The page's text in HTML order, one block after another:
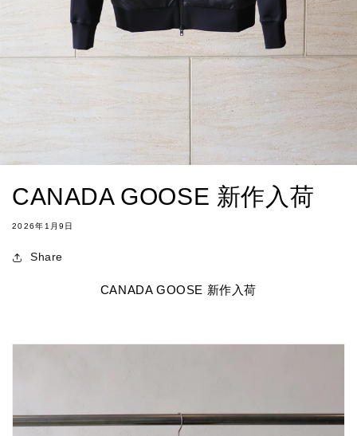
CANADA GOOSE 新作入荷
2026年1月9日
Share
CANADA GOOSE 新作入荷